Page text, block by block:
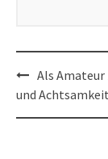
Post
navigation
Als
und Achtsamkeit